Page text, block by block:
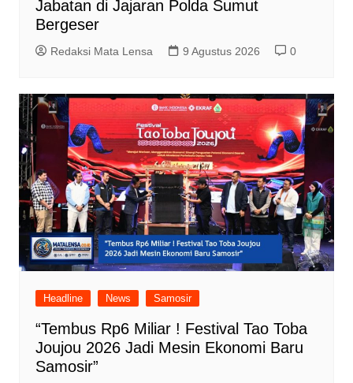
Jabatan di Jajaran Polda Sumut
Bergeser
Redaksi Mata Lensa 9 Agustus 2026 0
Headline News Samosir
“Tembus Rp6 Miliar ! Festival Tao Toba
Joujou 2026 Jadi Mesin Ekonomi Baru
Samosir”